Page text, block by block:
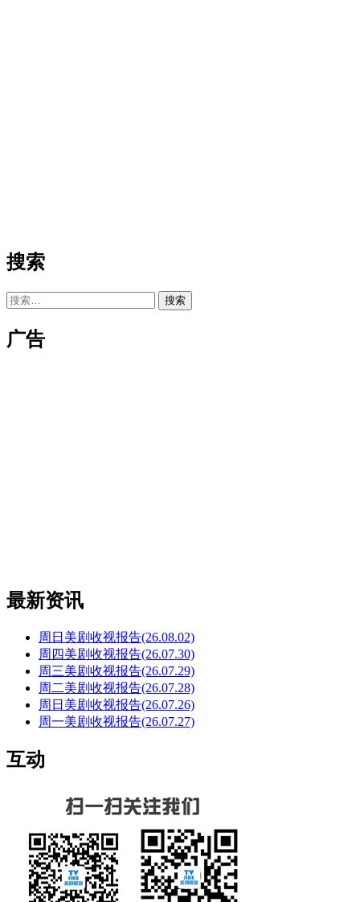
搜索
搜
广告
最新资讯
周日美剧收视报告(26.08.02)
周四美剧收视报告(26.07.30)
周三美剧收视报告(26.07.29)
周二美剧收视报告(26.07.28)
周日美剧收视报告(26.07.26)
周一美剧收视报告(26.07.27)
互动